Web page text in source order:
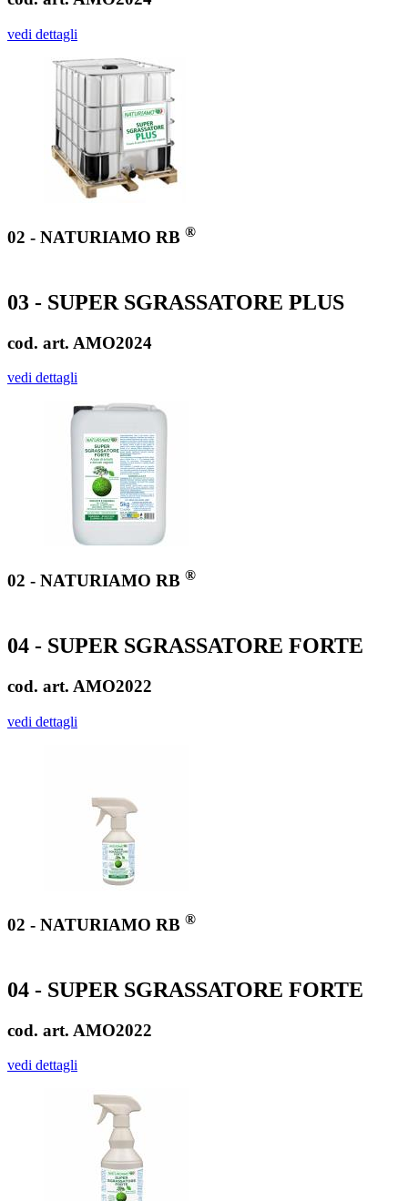
vedi dettagli
02 - NATURIAMO RB ®
03 - SUPER SGRASSATORE PLUS
cod. art. AMO2024
vedi dettagli
02 - NATURIAMO RB ®
04 - SUPER SGRASSATORE FORTE
cod. art. AMO2022
vedi dettagli
02 - NATURIAMO RB ®
04 - SUPER SGRASSATORE FORTE
cod. art. AMO2022
vedi dettagli